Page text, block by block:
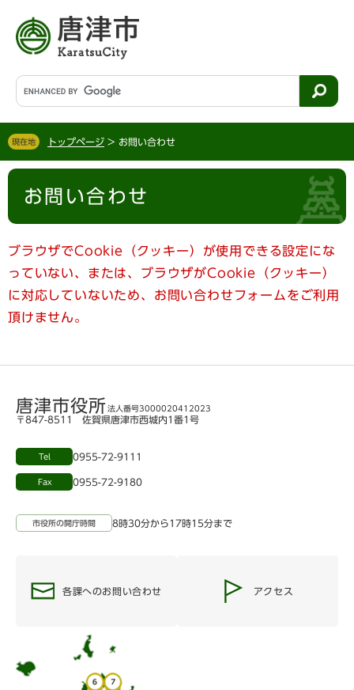
す
。
し
て
文
G
o
g
l
ス
検
現在地 トップページ > お問い合わせ
本
お問い合わせ
ブラウザでCookie（クッキー）が使用できる設定にな
っていない、または、ブラウザがCookie（クッキー）
に対応していないため、お問い合わせフォームをご利用
頂けません。
唐津市役所 法人番号3000020412023
〒847-8511 佐賀県唐津市西城内1番1号
Tel 0955-72-9111
Fax 0955-72-9180
市役所の開庁時間 8時30分から17時15分まで
各課へのお問い合わせ アクセス